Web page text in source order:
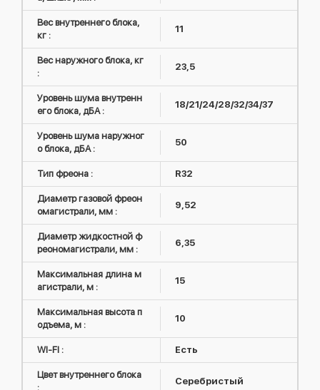
Вес внутреннего блока,
кг :
11
Вес наружного блока, кг
:
23,5
Уровень шума внутренн
его блока, дБА :
18/21/24/28/32/34/37
Уровень шума наружног
о блока, дБА :
50
Тип фреона : R32
Диаметр газовой фреон
омагистрали, мм :
9,52
Диаметр жидкостной ф
реономагистрали, мм :
6,35
Максимальная длина м
агистрали, м :
15
Максимальная высота п
одъема, м :
10
WI-FI : Есть
Цвет внутреннего блока
:
Серебристый